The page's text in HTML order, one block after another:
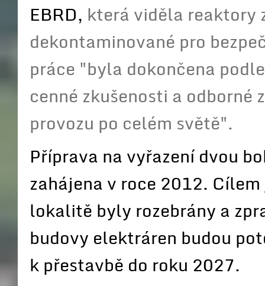
EBRD, která viděla reaktory
dekontaminované pro
práce "byla dokončena
cenné zkušenosti a
provozu po celém světě".
Příprava na vyřazení dvou
zahájena v roce 2012.
lokalitě byly rozebrány a
budovy elektráren budou
k přestavbě do roku 2027.